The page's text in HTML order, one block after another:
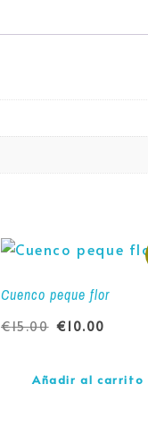
Cuenco peque flor
€15.00 € 10.00
Añadir al carrito